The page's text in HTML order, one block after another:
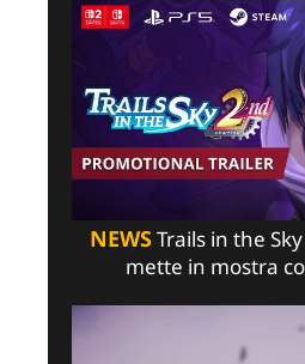
NEWSTrails in the
mette in mostra